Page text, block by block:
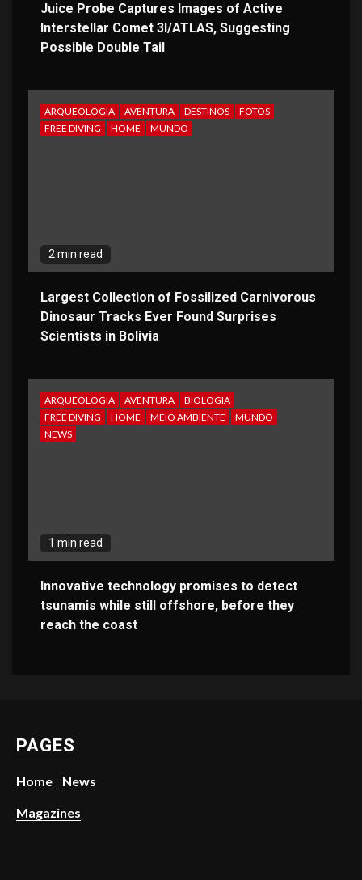
Juice Probe Captures Images of Active
Interstellar Comet 3I/ATLAS, Suggesting
Possible Double Tail
ARQUEOLOGIA AVENTURA DESTINOS
FOTOS
FREE DIVING
HOME MUNDO
2 min read
Largest Collection of Fossilized Carnivorous
Dinosaur Tracks Ever Found Surprises
Scientists in Bolivia
ARQUEOLOGIA AVENTURA
BIOLOGIA
FREE DIVING
HOME MEIO AMBIENTE
MUNDO
NEWS
1 min read
Innovative technology promises to detect
tsunamis while still offshore, before they
reach the coast
PAGES
Home News
Magazines